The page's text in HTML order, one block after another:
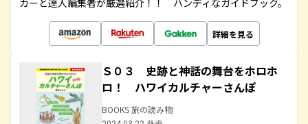
カーと達人編集者が厳選紹介！！ ハンディなガイドブック。
詳細を見る
Ｓ０３ 史跡と神話の舞台をホロホ
ロ！ ハワイカルチャーさんぽ
BOOKS 旅の読み物